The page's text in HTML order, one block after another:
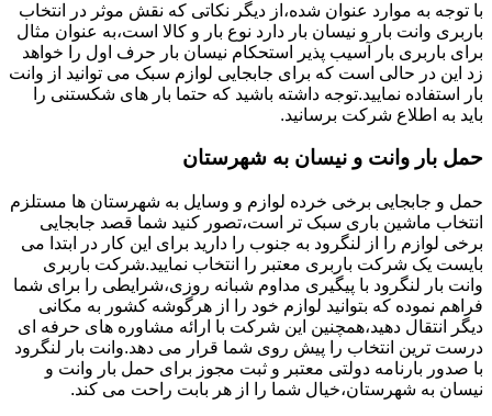
با توجه به موارد عنوان شده،از دیگر نکاتی که نقش موثر در انتخاب
باربری وانت بار و نیسان بار دارد نوع بار و کالا است،به عنوان مثال
برای باربری بار آسیب پذیر استحکام نیسان بار حرف اول را خواهد
زد این در حالی است که برای جابجایی لوازم سبک می توانید از وانت
بار استفاده نمایید.توجه داشته باشید که حتما بار های شکستنی را
باید به اطلاع شرکت برسانید.
حمل بار وانت و نیسان به شهرستان
حمل و جابجایی برخی خرده لوازم و وسایل به شهرستان ها مستلزم
انتخاب ماشین باری سبک تر است،تصور کنید شما قصد جابجایی
برخی لوازم را از لنگرود به جنوب را دارید برای این کار در ابتدا می
بایست یک شرکت باربری معتبر را انتخاب نمایید.شرکت باربری
وانت بار لنگرود با پیگیری مداوم شبانه روزی،شرایطی را برای شما
فراهم نموده که بتوانید لوازم خود را از هرگوشه کشور به مکانی
دیگر انتقال دهید،همچنین این شرکت با ارائه مشاوره های حرفه ای
درست ترین انتخاب را پیش روی شما قرار می دهد.وانت بار لنگرود
با صدور بارنامه دولتی معتبر و ثبت مجوز برای حمل بار وانت و
نیسان به شهرستان،خیال شما را از هر بابت راحت می کند.